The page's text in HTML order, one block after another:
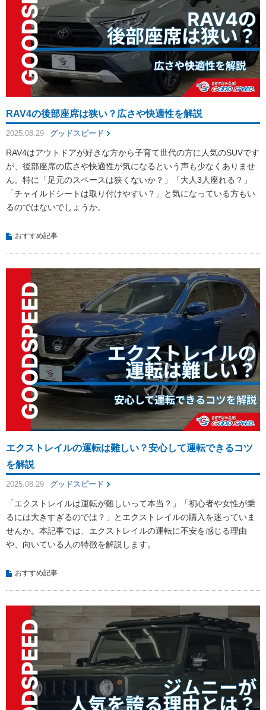
RAV4の後部座席は狭い？広さや快適性を解説
2025.08.29 グッドスピード
RAV4はアウトドアが好きな方から子育て世代の方に人気のSUVです
が、後部座席の広さや快適性が気になるという声も少なくありませ
ん。特に「足元のスペースは狭くないか？」「大人3人座れる？」
「チャイルドシートは取り付けやすい？」と気になっている方もい
るのではないでしょうか。
おすすめ記事
エクストレイルの運転は難しい？安心して運転できるコツ
を解説
2025.08.29 グッドスピード
「エクストレイルは運転が難しいって本当？」「初心者や女性が乗
るには大きすぎるのでは？」とエクストレイルの購入を迷っていま
せんか。本記事では、エクストレイルの運転に不安を感じる理由
や、向いている人の特徴を解説します。
おすすめ記事